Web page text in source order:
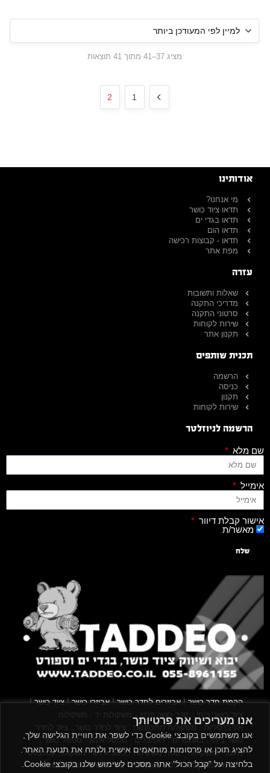
אנו מעריכים את פרטיותך
אנו משתמשים בקובצי Cookie כדי לשפר את חוויית הגלישה שלך,
להציג תוכן או פרסומות מותאמים אישית ולנתח את תנועת האתר.
בלחיצה על "קבל הכול" אתה מסכים לשימוש שלנו בקובצי Cookie.
מציג 37–41 מתוך 41 תוצאות
1
2
אודותינו
מי אנחנו?
תדאו ציוד כושר
תדאו בגדי ים
תדאו הום
תדאו - קבוצות רכישה
מפת אתר
עזרה
שאלות ותשובות
מדריכי התקנה
סרטוני התקנה
שירות לקוחות
תקנון אתר
תכנית שותפים
הרשמה
כניסה
תקנון
שירות לקוחות
הרשמה לניוזלטר
שם מלא
אימייל
אישור קבלת דיוור
מאשר/ת
שלח
הקמת חדר כושר|אביזרים לחדר כושר|אביזרי כושר|ציוד כושר|
ציוד כושר ביתי חדר כושר פרטי משקולות יד
משקולות
אוניברסליות |משקולות מתכווננות ציוד לחדר כושר
ציוד לחדר
כושר ביתי|באמפרים |דאמבלים |ספסל אימון | ספסל כושר|
מעמד למשקולות|ספת משקולות |כלוב אימון|משקולת קטלבלס
|סטנד למשקולות|כלוב משקולות|ציוד ספורט|ספת כושר|